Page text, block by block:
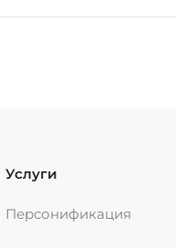
Услуги
Персонификация